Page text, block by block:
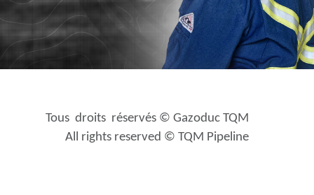
Tous droits réservés © Gazoduc TQM
All rights reserved © TQM Pipeline